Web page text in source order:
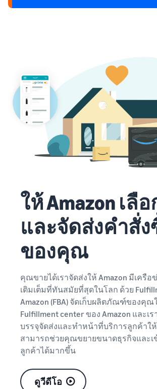
ให้ Amazon เลื
และจัดส่งคำสั่ง
ของคุณ
คุณขายได้เราจัดส่งให้ Amazon มีเครือ
เติมเต็มที่ทันสมัยที่สุดในโลก ด้วย
Amazon (FBA) จัดเก็บผลิตภัณฑ์ของคุณ
Fulfillment center ของ Amazon และเร
บรรจุจัดส่งและทำหน้าที่บริการลูกค้าใ
สามารถช่วยคุณขยายขนาดธุรกิจและเ
ลูกค้าได้มากขึ้น
ดูวีดีโอ